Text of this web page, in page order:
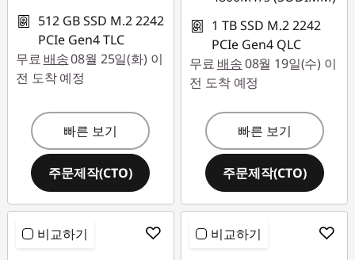
512 GB SSD M.2 2242
PCIe Gen4 TLC
무료 배송08월 25일(화) 이
전 도착 예정
빠른 보기
주문제작(CTO)
1 TB SSD M.2 2242
PCIe Gen4 QLC
무료 배송08월 19일(수) 이
전 도착 예정
빠른 보기
주문제작(CTO)
비교하기 비교하기